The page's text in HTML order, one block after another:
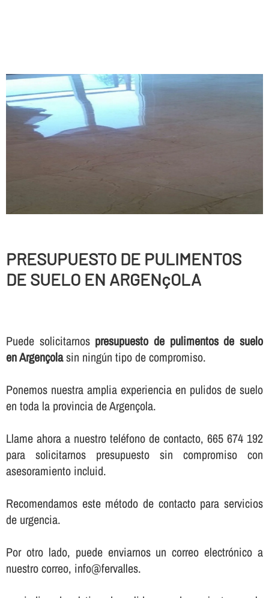
PRESUPUESTO DE PULIMENTOS
DE SUELO EN ARGENçOLA
Puede solicitarnos presupuesto de pulimentos de suelo
en Argençolasin ningún tipo de compromiso.
Ponemos nuestra amplia experiencia en pulidos de suelo
en toda la provincia de Argençola.
Llame ahora a nuestro teléfono de contacto, 665 674 192
para solicitarnos presupuesto sin compromiso con
asesoramiento incluid.
Recomendamos este método de contacto para servicios
de urgencia.
Por otro lado, puede enviarnos un correo electrónico a
nuestro correo, info@fervalles.